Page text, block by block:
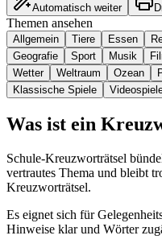
Automatisch weiter
Themen ansehen
Allgemein Tiere Essen
Geografie
Sport Musik
Wetter
Weltraum Ozean
Klassische Spiele
Was ist ein
Schule-Kreuzworträtsel
vertrautes Thema und bleibt
Kreuzworträtsel.
Es eignet sich für
Hinweise klar und Wörter